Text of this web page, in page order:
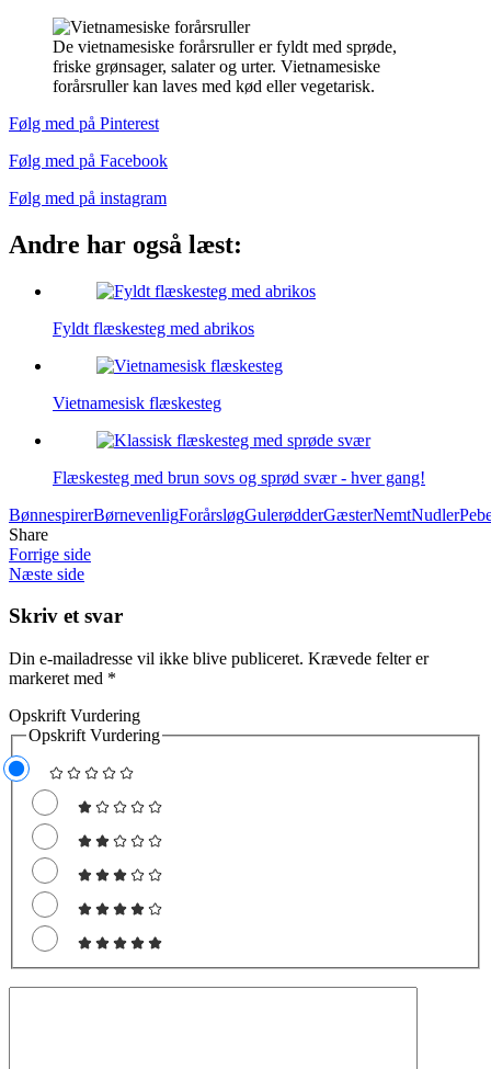
De vietnamesiske forårsruller er fyldt med sprøde,
friske grønsager, salater og urter. Vietnamesiske
forårsruller kan laves med kød eller vegetarisk.
Følg med på Pinterest
Følg med på Facebook
Følg med på instagram
Andre har også læst:
Fyldt flæskesteg med abrikos
Vietnamesisk flæskesteg
Flæskesteg med brun sovs og sprød svær - hver gang!
BønnespirerBørnevenligForårsløgGulerødderGæsterNemtNudler
Share
Forrige side
Næste side
Skriv et svar
Din e-mailadresse vil ikke blive publiceret. Krævede felter er
markeret med *
Opskrift Vurdering
Opskrift Vurdering